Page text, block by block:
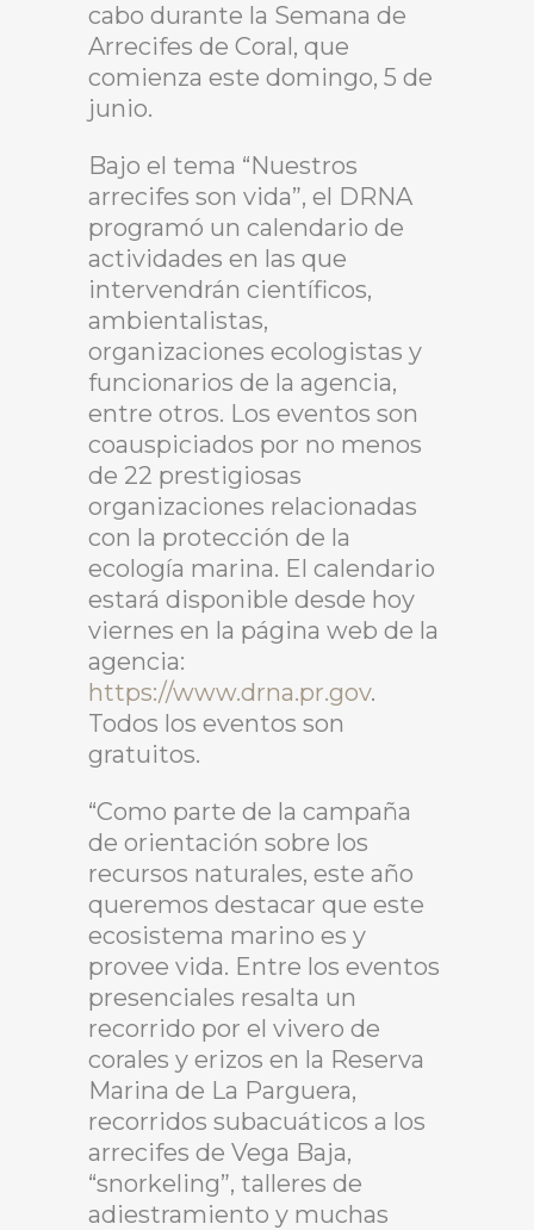
cabo durante la Semana de
Arrecifes de Coral, que
comienza este domingo, 5 de
junio.
Bajo el tema “Nuestros
arrecifes son vida”, el DRNA
programó un calendario de
actividades en las que
intervendrán científicos,
ambientalistas,
organizaciones ecologistas y
funcionarios de la agencia,
entre otros. Los eventos son
coauspiciados por no menos
de 22 prestigiosas
organizaciones relacionadas
con la protección de la
ecología marina. El calendario
estará disponible desde hoy
viernes en la página web de la
agencia:
https://www.drna.pr.gov.
Todos los eventos son
gratuitos.
“Como parte de la campaña
de orientación sobre los
recursos naturales, este año
queremos destacar que este
ecosistema marino es y
provee vida. Entre los eventos
presenciales resalta un
recorrido por el vivero de
corales y erizos en la Reserva
Marina de La Parguera,
recorridos subacuáticos a los
arrecifes de Vega Baja,
“snorkeling”, talleres de
adiestramiento y muchas